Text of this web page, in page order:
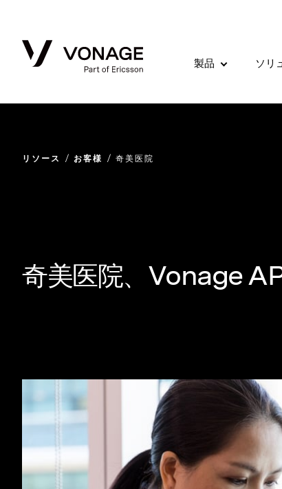
製品 ソリ
リソース お客様 奇美医院
奇美医院、Vonage